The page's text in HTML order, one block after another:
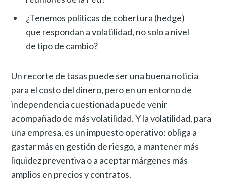
¿Tenemos políticas de cobertura (hedge)
que respondan a volatilidad, no solo a nivel
de tipo de cambio?
Un recorte de tasas puede ser una buena noticia
para el costo del dinero, pero en un entorno de
independencia cuestionada puede venir
acompañado de más volatilidad. Y la volatilidad, para
una empresa, es un impuesto operativo: obliga a
gastar más en gestión de riesgo, a mantener más
liquidez preventiva o a aceptar márgenes más
amplios en precios y contratos.